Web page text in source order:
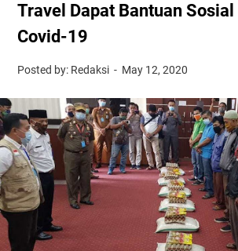
Travel Dapat Bantuan
Covid-19
Posted by: Redaksi May 12, 2020